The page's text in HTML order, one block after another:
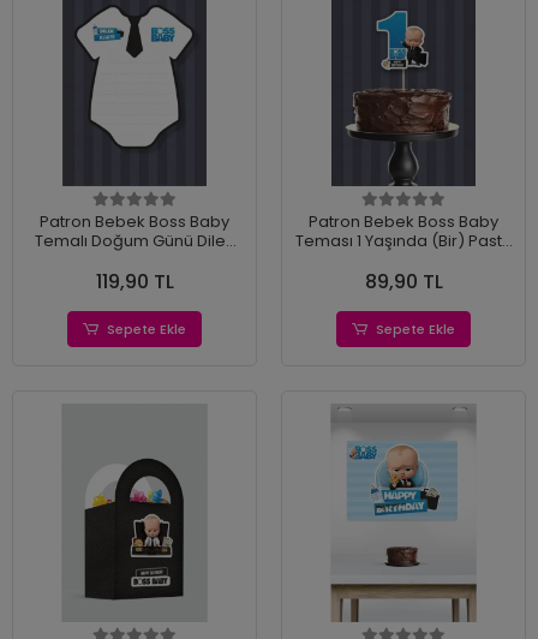
Patron Bebek Boss Baby
Temalı Doğum Günü Dilek
119,90 TL
Sepete Ekle
Patron Bebek Boss Baby
Teması 1 Yaşında (Bir) Pasta
89,90 TL
Sepete Ekle